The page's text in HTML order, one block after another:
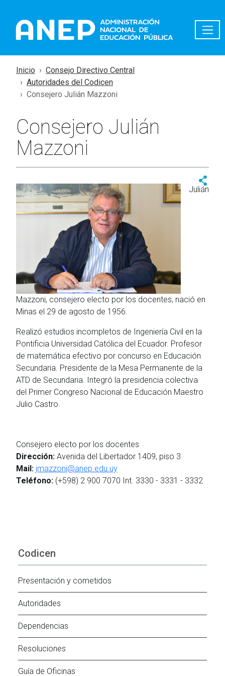
Inicio
Consejo Directivo Central
Autoridades del Codicen
Consejero Julián Mazzoni
Consejero Julián
Mazzoni
Julián
Mazzoni, consejero electo por los docentes, nació en
Minas el 29 de agosto de 1956.
Realizó estudios incompletos de Ingeniería Civil en la
Pontificia Universidad Católica del Ecuador. Profesor
de matemática efectivo por concurso en Educación
Secundaria. Presidente de la Mesa Permanente de la
ATD de Secundaria. Integró la presidencia colectiva
del Primer Congreso Nacional de Educación Maestro
Julio Castro.
Consejero electo por los docentes
Dirección: Avenida del Libertador 1409, piso 3
Mail: jmazzoni@anep.edu.uy
Teléfono: (+598) 2 900 7070 Int. 3330 - 3331 - 3332
Codicen
Presentación y cometidos
Autoridades
Dependencias
Resoluciones
Guía de Oficinas